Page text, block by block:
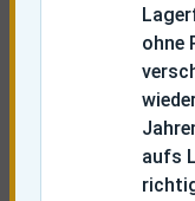
ohne
aufs